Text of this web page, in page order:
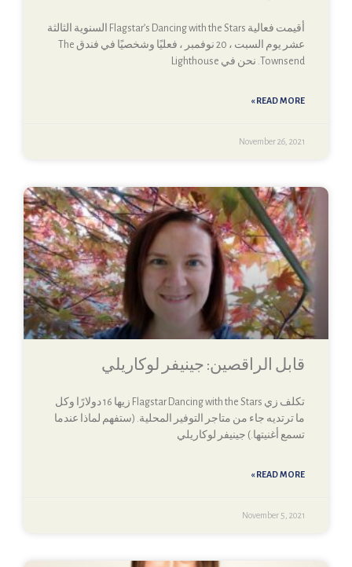
أقيمت فعالية Flagstar’s Dancing with the Stars السنوية الثالثة
عشر يوم السبت ، 20 نوفمبر ، فعليًا وشخصيًا في فندق The
Townsend. نحن في Lighthouse
READ MORE »
November 26, 2021
قابل الراقصين: جينيفر لوكاريلي
تكلف زي Flagstar Dancing with the Stars زيها 16 دولارًا وكل
ما ترتديه جاء من متاجر التوفير المحلية. (ستفهم لماذا عندما
تسمع أغنيتها.) جينيفر لوكاريلي
READ MORE »
November 5, 2021